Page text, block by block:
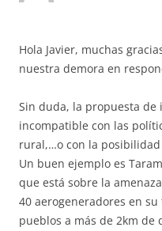
Hola Javier, muchas
nuestra demora en
Sin duda, la propuesta de
incompatible con las
rural,…o con la
Un buen ejemplo es
que está sobre la
40 aerogeneradores en
pueblos a más de 2km